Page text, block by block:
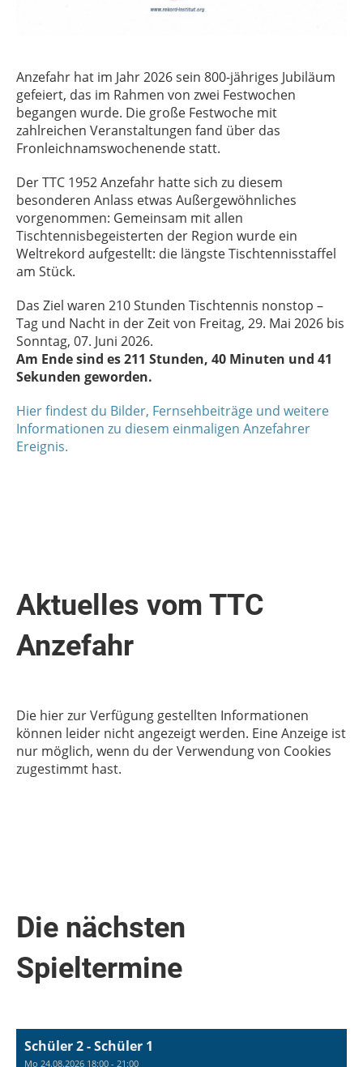
Anzefahr hat im Jahr 2026 sein 800-jähriges Jubiläum
gefeiert, das im Rahmen von zwei Festwochen
begangen wurde. Die große Festwoche mit
zahlreichen Veranstaltungen fand über das
Fronleichnamswochenende statt.
Der TTC 1952 Anzefahr hatte sich zu diesem
besonderen Anlass etwas Außergewöhnliches
vorgenommen: Gemeinsam mit allen
Tischtennisbegeisterten der Region wurde ein
Weltrekord aufgestellt: die längste Tischtennisstaffel
am Stück.
Das Ziel waren 210 Stunden Tischtennis nonstop –
Tag und Nacht in der Zeit von Freitag, 29. Mai 2026 bis
Sonntag, 07. Juni 2026.
Am Ende sind es 211 Stunden, 40 Minuten und 41
Sekunden geworden.
Hier findest du Bilder, Fernsehbeiträge und weitere
Informationen zu diesem einmaligen Anzefahrer
Ereignis.
Aktuelles vom TTC
Anzefahr
Die hier zur Verfügung gestellten Informationen
können leider nicht angezeigt werden. Eine Anzeige ist
nur möglich, wenn du der Verwendung von Cookies
zugestimmt hast.
Die nächsten
Spieltermine
Schüler 2 - Schüler 1
Mo 24.08.2026 18:00 - 21:00